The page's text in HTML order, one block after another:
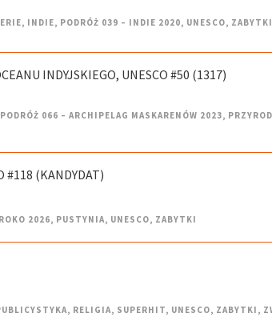
, INDIE, PODRÓŻ 039 – INDIE 2020, UNESCO, ZABYTKI
INDYJSKIEGO, UNESCO #50 (1317)
PODRÓŻ 066 – ARCHIPELAG MASKARENÓW 2023,
#118 (KANDYDAT)
2026, PUSTYNIA, UNESCO, ZABYTKI
, RELIGIA, SUPERHIT, UNESCO, ZABYTKI ,